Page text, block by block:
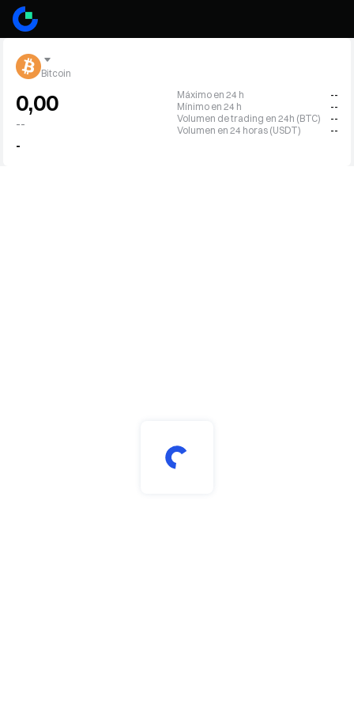
Bitcoin
0,00
--
-
Máximo en 24 h
--
Mínimo en 24 h
--
Volumen de trading en 24h (BTC)
--
Volumen en 24 horas (USDT)
--